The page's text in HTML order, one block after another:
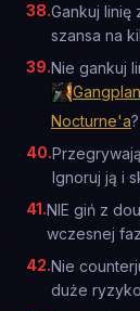
38.Gankuj linię
szansa na
39.Nie gankuj
Nocturne'a
40.
Ignoruj ją i
41.NIE giń z
wczesnej
42.Nie
duże